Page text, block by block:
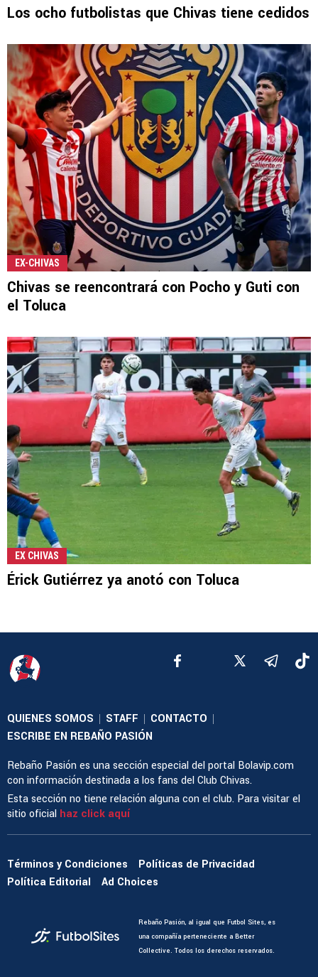
Los ocho futbolistas que Chivas tiene cedidos
EX-CHIVAS
Chivas se reencontrará con Pocho y Guti con
el Toluca
EX CHIVAS
Érick Gutiérrez ya anotó con Toluca
QUIENES SOMOS | STAFF | CONTACTO |
ESCRIBE EN REBAÑO PASIÓN
Rebaño Pasión es una sección especial del portal Bolavip.com
con información destinada a los fans del Club Chivas.
Esta sección no tiene relación alguna con el club. Para visitar el
sitio oficial haz click aquí
Términos y Condiciones
Políticas de Privacidad
Política Editorial
Ad Choices
Rebaño Pasión, al igual que Futbol Sites, es
una compañía perteneciente a Better
Collective. Todos los derechos reservados.